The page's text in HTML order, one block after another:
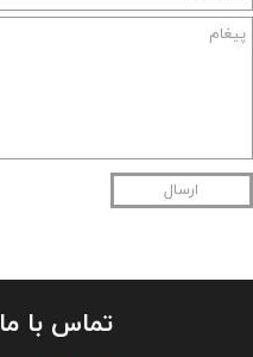
ارسال
تماس با ما